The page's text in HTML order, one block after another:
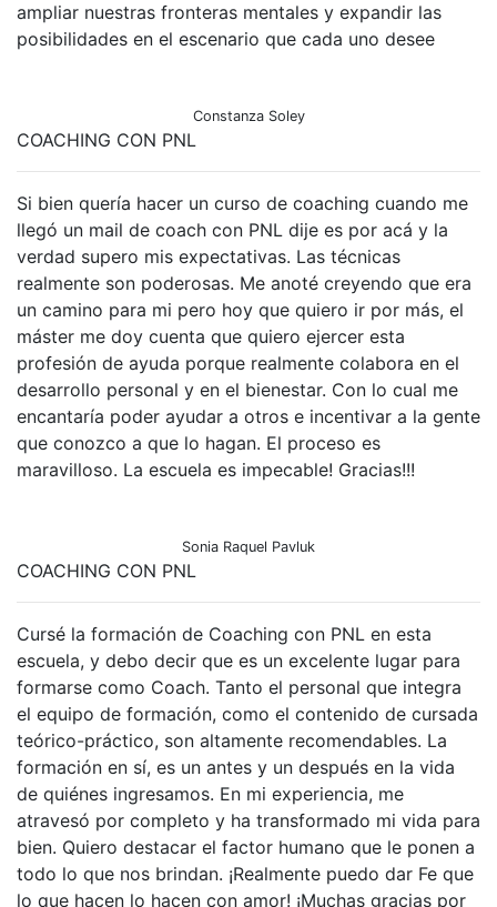
ampliar nuestras fronteras mentales y expandir las
posibilidades en el escenario que cada uno desee
Constanza Soley
COACHING CON PNL
Si bien quería hacer un curso de coaching cuando me
llegó un mail de coach con PNL dije es por acá y la
verdad supero mis expectativas. Las técnicas
realmente son poderosas. Me anoté creyendo que era
un camino para mi pero hoy que quiero ir por más, el
máster me doy cuenta que quiero ejercer esta
profesión de ayuda porque realmente colabora en el
desarrollo personal y en el bienestar. Con lo cual me
encantaría poder ayudar a otros e incentivar a la gente
que conozco a que lo hagan. El proceso es
maravilloso. La escuela es impecable! Gracias!!!
Sonia Raquel Pavluk
COACHING CON PNL
Cursé la formación de Coaching con PNL en esta
escuela, y debo decir que es un excelente lugar para
formarse como Coach. Tanto el personal que integra
el equipo de formación, como el contenido de cursada
teórico-práctico, son altamente recomendables. La
formación en sí, es un antes y un después en la vida
de quiénes ingresamos. En mi experiencia, me
atravesó por completo y ha transformado mi vida para
bien. Quiero destacar el factor humano que le ponen a
todo lo que nos brindan. ¡Realmente puedo dar Fe que
lo que hacen lo hacen con amor! ¡Muchas gracias por